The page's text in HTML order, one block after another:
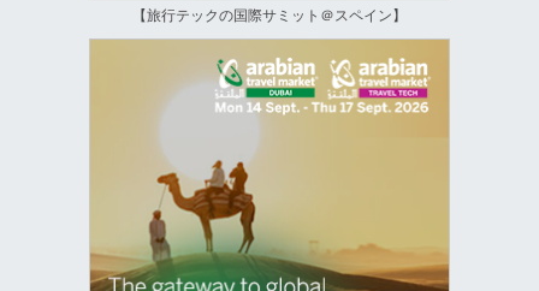
【旅行テックの国際サミット＠スペイン】